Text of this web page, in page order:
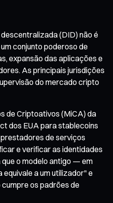
(DID) não é
conjunto poderoso de
expansão das aplicações e
As principais jurisdições
do mercado cripto
de Criptoativos (MiCA) da
dos EUA para stablecoins
de serviços
e verificar as identidades
o modelo antigo — em
a um utilizador" e
os padrões de